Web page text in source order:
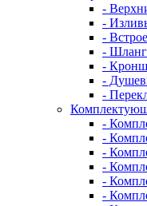
-
-
-
-
-
-
-
-
-
-
-
-
-